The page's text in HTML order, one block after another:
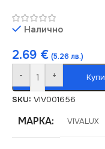
Налично
2.69 € (5.26 лв.)
- + Купи
SKU: VIV001656
МАРКА VIVALUX